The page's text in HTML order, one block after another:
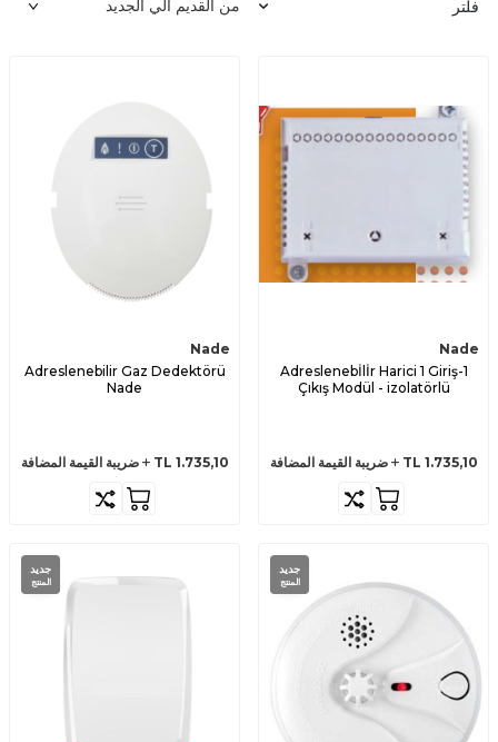
فلتر
Nade
Adreslenebİlİr Harici 1 Giriş-1
Çıkış Modül - izolatörlü
1.735,10 ضريبة القيمة المضافة
Nade
Adreslenebilir Gaz Dedektörü
Nade
1.735,10 ضريبة القيمة المضافة
جديد
المنتج
جديد
المنتج